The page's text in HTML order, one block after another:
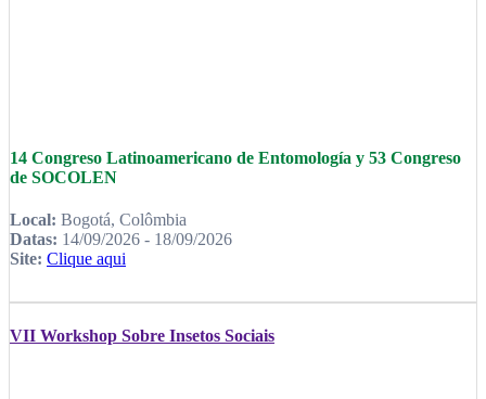
14 Congreso Latinoamericano de Entomología y 53 Congreso
de SOCOLEN
Local: Bogotá, Colômbia
Datas: 14/09/2026 - 18/09/2026
Site: Clique aqui
VII Workshop Sobre Insetos Sociais